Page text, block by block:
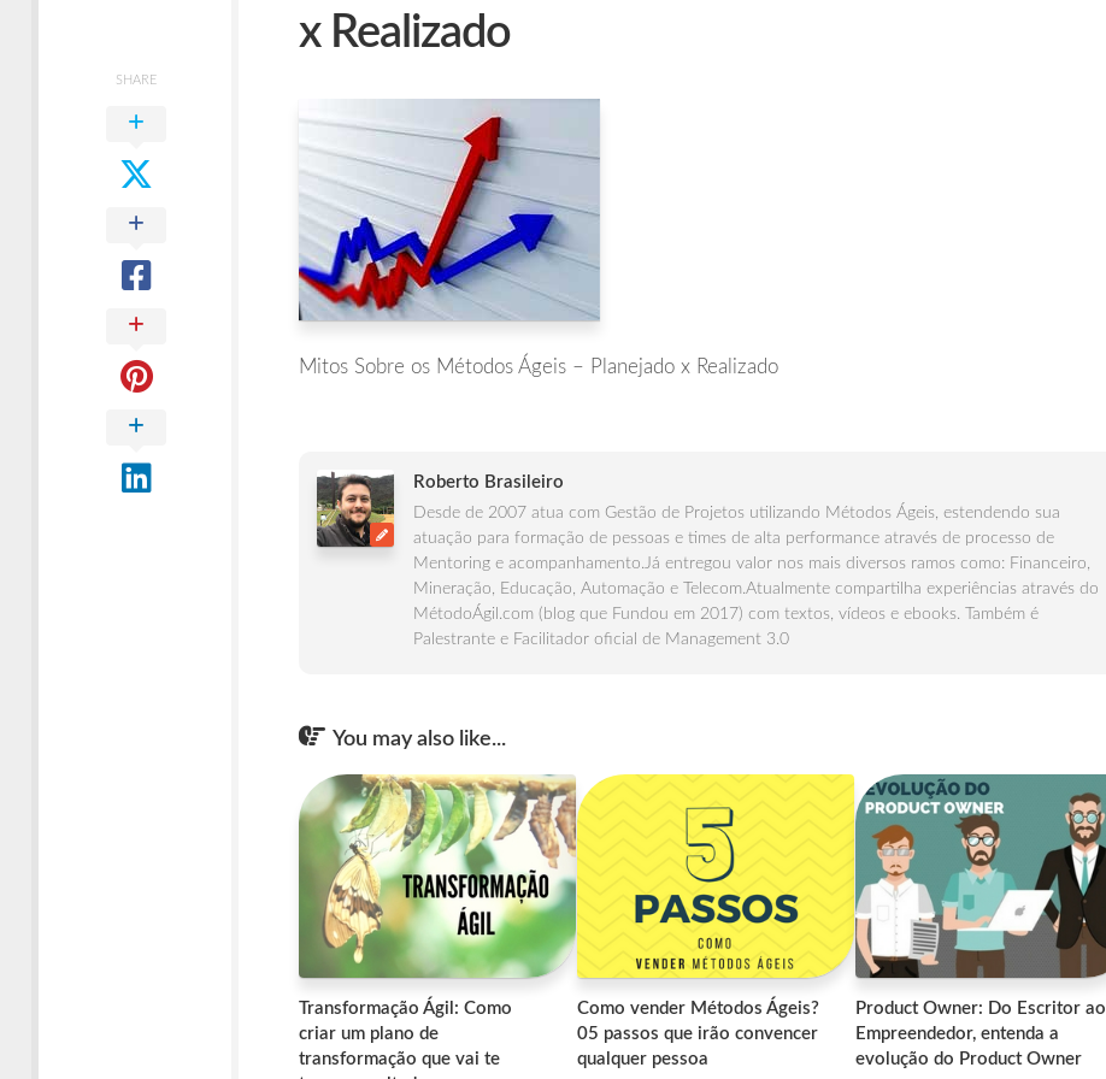
Ágeisx Realizado
Mitos Sobre os Métodos Ágeis – Planejado x Realizado
SHARE
Roberto Brasileiro
Desde de 2007 atua com Gestão de Projetos utilizando Métodos Ágeis, estendendo sua
atuação para formação de pessoas e times de alta performance através de processo de
Mentoring e acompanhamento.Já entregou valor nos mais diversos ramos como: Financeiro,
Mineração, Educação, Automação e Telecom.Atualmente compartilha experiências através do
MétodoÁgil.com (blog que Fundou em 2017) com textos, vídeos e ebooks. Também é
Palestrante e Facilitador oficial de Management 3.0
You may also like...
Transformação Ágil: Como
criar um plano de
transformação que vai te
Como vender Métodos Ágeis?
05 passos que irão convencer
qualquer pessoa
Product Owner: Do Escritor ao
Empreendedor, entenda a
evolução do Product Owner